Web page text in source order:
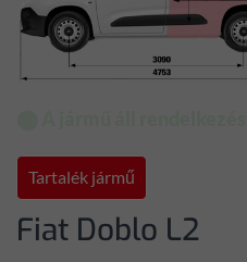
Tartalék jármű
Fiat Doblo L2